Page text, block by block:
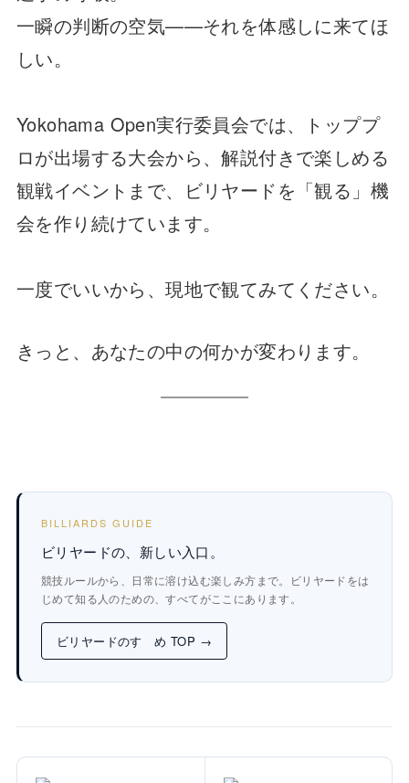
一瞬の判断の空気——それを体感しに来てほ
しい。
Yokohama Open実行委員会では、トッププ
ロが出場する大会から、解説付きで楽しめる
観戦イベントまで、ビリヤードを「観る」機
会を作り続けています。
一度でいいから、現地で観てみてください。
きっと、あなたの中の何かが変わります。
BILLIARDS GUIDE
ビリヤードの、新しい入口。
競技ルールから、日常に溶け込む楽しみ方まで。ビリヤードをは
じめて知る人のための、すべてがここにあります。
ビリヤードのすゝめ TOP →